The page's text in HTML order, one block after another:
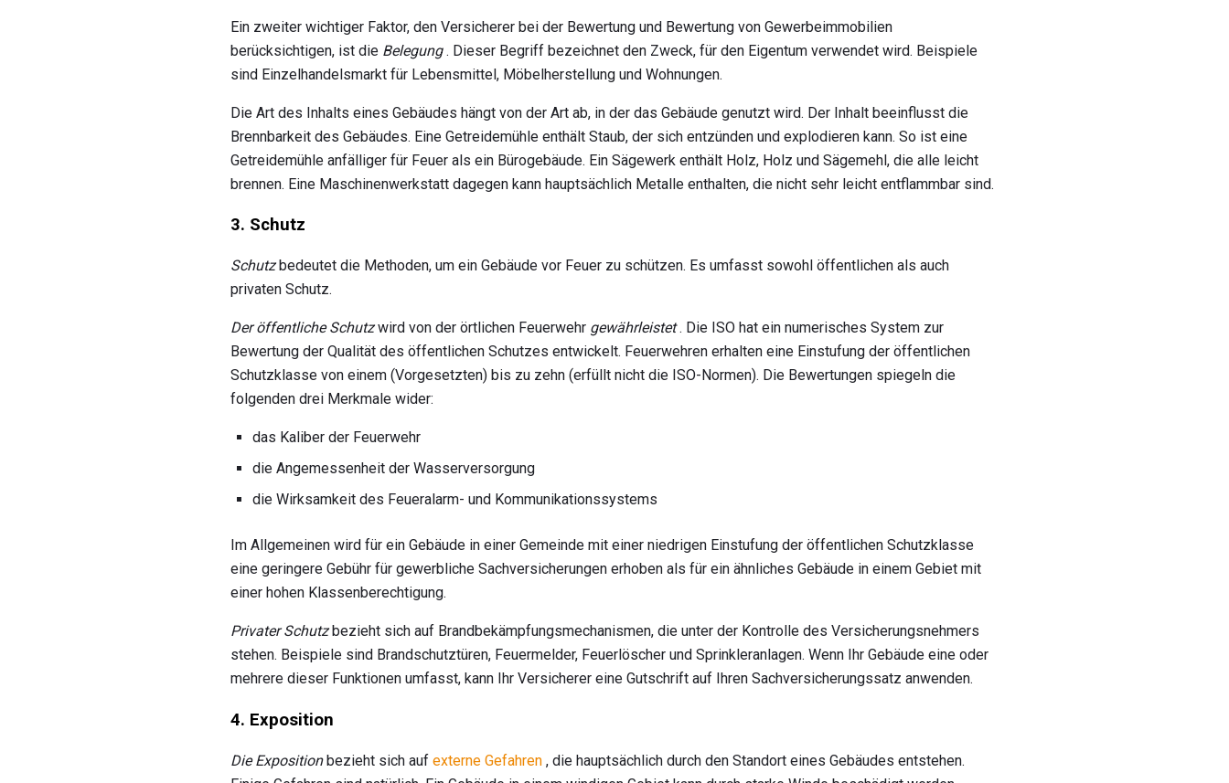
Ein zweiter wichtiger Faktor, den Versicherer bei der Bewertung und Bewertung von Gewerbeimmobilien
berücksichtigen, ist die Belegung. Dieser Begriff bezeichnet den Zweck, für den Eigentum verwendet wird. Beispiele
sind Einzelhandelsmarkt für Lebensmittel, Möbelherstellung und Wohnungen.
Die Art des Inhalts eines Gebäudes hängt von der Art ab, in der das Gebäude genutzt wird. Der Inhalt beeinflusst die
Brennbarkeit des Gebäudes. Eine Getreidemühle enthält Staub, der sich entzünden und explodieren kann. So ist eine
Getreidemühle anfälliger für Feuer als ein Bürogebäude. Ein Sägewerk enthält Holz, Holz und Sägemehl, die alle leicht
brennen. Eine Maschinenwerkstatt dagegen kann hauptsächlich Metalle enthalten, die nicht sehr leicht entflammbar sind.
3. Schutz
Schutzbedeutet die Methoden, um ein Gebäude vor Feuer zu schützen. Es umfasst sowohl öffentlichen als auch
privaten Schutz.
Der öffentliche Schutzwird von der örtlichen Feuerwehr gewährleistet. Die ISO hat ein numerisches System zur
Bewertung der Qualität des öffentlichen Schutzes entwickelt. Feuerwehren erhalten eine Einstufung der öffentlichen
Schutzklasse von einem (Vorgesetzten) bis zu zehn (erfüllt nicht die ISO-Normen). Die Bewertungen spiegeln die
folgenden drei Merkmale wider:
das Kaliber der Feuerwehr
die Angemessenheit der Wasserversorgung
die Wirksamkeit des Feueralarm- und Kommunikationssystems
Im Allgemeinen wird für ein Gebäude in einer Gemeinde mit einer niedrigen Einstufung der öffentlichen Schutzklasse
eine geringere Gebühr für gewerbliche Sachversicherungen erhoben als für ein ähnliches Gebäude in einem Gebiet mit
einer hohen Klassenberechtigung.
Privater Schutzbezieht sich auf Brandbekämpfungsmechanismen, die unter der Kontrolle des Versicherungsnehmers
stehen. Beispiele sind Brandschutztüren, Feuermelder, Feuerlöscher und Sprinkleranlagen. Wenn Ihr Gebäude eine oder
mehrere dieser Funktionen umfasst, kann Ihr Versicherer eine Gutschrift auf Ihren Sachversicherungssatz anwenden.
4. Exposition
Die Expositionbezieht sich auf externe Gefahren , die hauptsächlich durch den Standort eines Gebäudes entstehen.